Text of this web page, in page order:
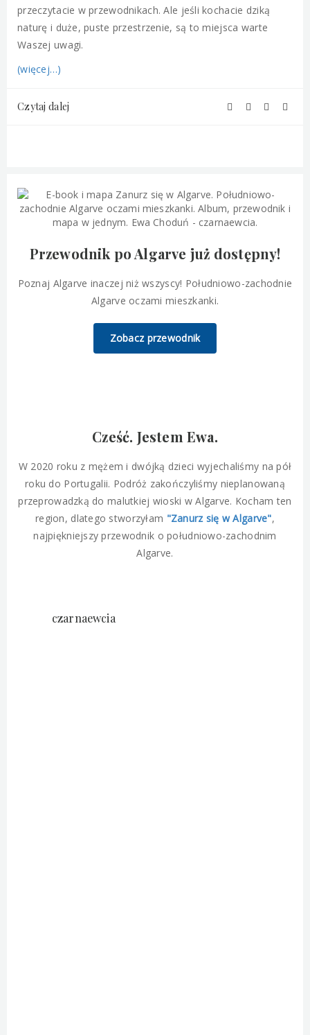
przeczytacie w przewodnikach. Ale jeśli kochacie dziką
naturę i duże, puste przestrzenie, są to miejsca warte
Waszej uwagi.
(więcej…)
Czytaj dalej
Przewodnik po Algarve już dostępny!
Poznaj Algarve inaczej niż wszyscy! Południowo-zachodnie
Algarve oczami mieszkanki.
Zobacz przewodnik
Cześć. Jestem Ewa.
W 2020 roku z mężem i dwójką dzieci wyjechaliśmy na pół
roku do Portugalii. Podróż zakończyliśmy nieplanowaną
przeprowadzką do malutkiej wioski w Algarve. Kocham ten
region, dlatego stworzyłam "Zanurz się w Algarve",
najpiękniejszy przewodnik o południowo-zachodnim
Algarve.
czarnaewcia